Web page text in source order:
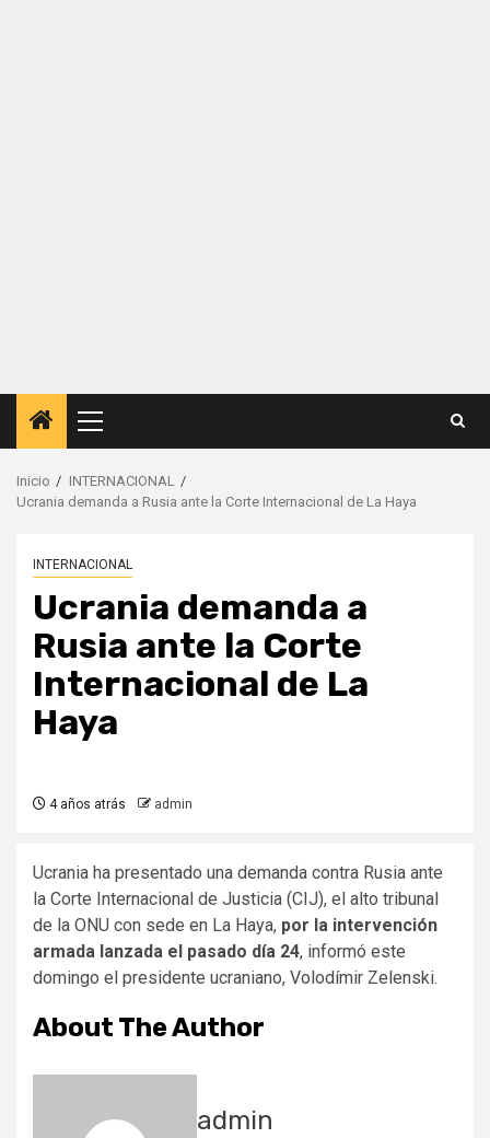
Menú
principal
Inicio
INTERNACIONAL
Ucrania demanda a Rusia ante la Corte Internacional de La Haya
INTERNACIONAL
Ucrania demanda a
Rusia ante la Corte
Internacional de La
Haya
4 años atrás admin
Ucrania ha presentado una demanda contra Rusia ante
la Corte Internacional de Justicia (CIJ), el alto tribunal
de la ONU con sede en La Haya, por la intervención
armada lanzada el pasado día 24, informó este
domingo el presidente ucraniano, Volodímir Zelenski.
About The Author
admin